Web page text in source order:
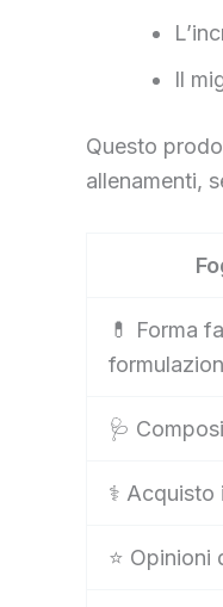
Il
Questo
allenamenti,
💊 Forma
🩺
⚕️ Acquisto
⭐ Opinioni